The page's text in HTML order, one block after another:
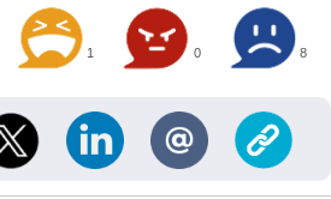
1 0 8